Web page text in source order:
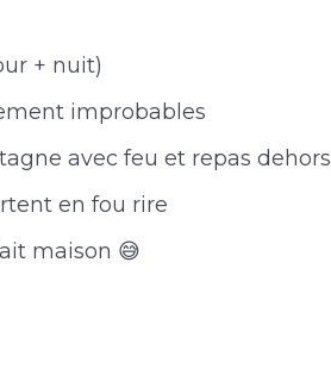
+ nuit)
improbables
avec feu et repas dehors
en fou rire
maison 😅